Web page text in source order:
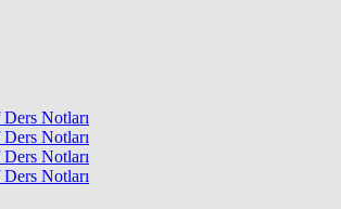
Ders Notları
Ders Notları
Ders Notları
Ders Notları